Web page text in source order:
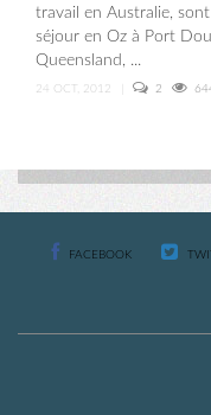
travail en Australie,
séjour en Oz à Port
Queensland, ...
24 OCT, 2012 2
FACEBOOK